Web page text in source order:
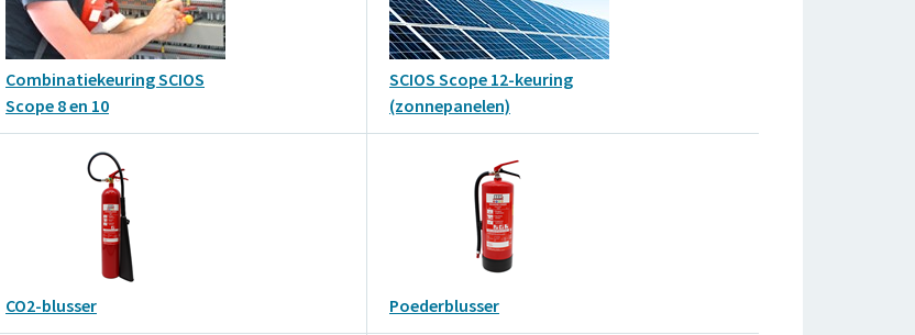
Combinatiekeuring SCIOS
Scope 8 en 10
SCIOS Scope 12-keuring
(zonnepanelen)
CO2-blusser Poederblusser